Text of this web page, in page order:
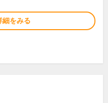
細をみる